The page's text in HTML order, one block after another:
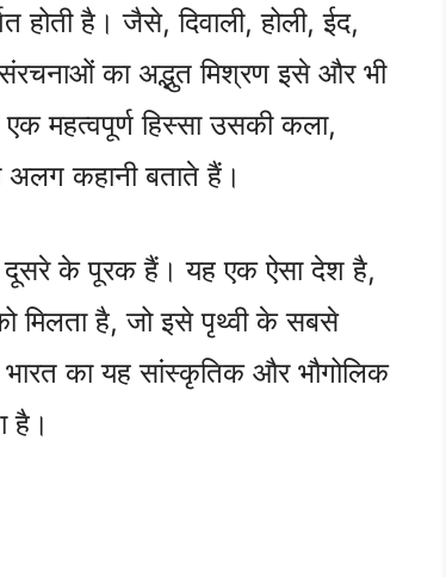
होती है। जैसे, दिवाली, होली, ईद,
का अद्भुत मिश्रण इसे और भी
महत्वपूर्ण हिस्सा उसकी कला,
कहानी बताते हैं।
दूसरे के पूरक हैं। यह एक ऐसा देश है,
मिलता है, जो इसे पृथ्वी के सबसे
का यह सांस्कृतिक और भौगोलिक
है।